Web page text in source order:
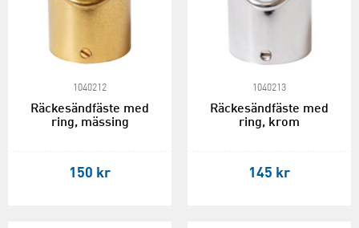
1040212
Räckesändfäste med
ring, mässing
150 kr
1040213
Räckesändfäste med
ring, krom
145 kr